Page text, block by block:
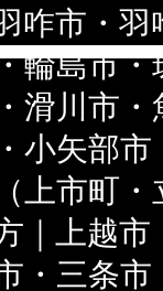
咋市・
輪島市
滑川市
小矢部
上市町
｜上越
・三条